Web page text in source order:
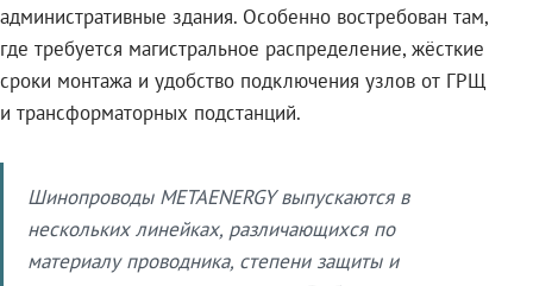
административные здания. Особенно востребован там,
где требуется магистральное распределение, жёсткие
сроки монтажа и удобство подключения узлов от ГРЩ
и трансформаторных подстанций.
Шинопроводы METAENERGY выпускаются в
нескольких линейках, различающихся по
материалу проводника, степени защиты и